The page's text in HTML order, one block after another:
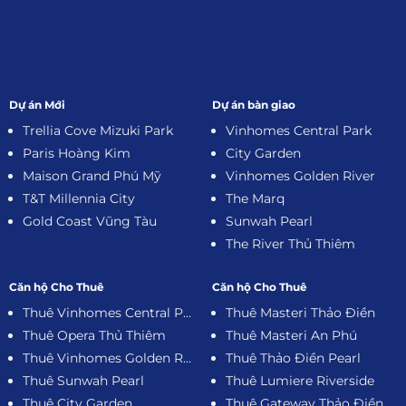
Dự án Mới
Trellia Cove Mizuki Park
Paris Hoàng Kim
Maison Grand Phú Mỹ
T&T Millennia City
Gold Coast Vũng Tàu
Dự án bàn giao
Vinhomes Central Park
City Garden
Vinhomes Golden River
The Marq
Sunwah Pearl
The River Thủ Thiêm
Căn hộ Cho Thuê
Thuê Vinhomes Central Park
Thuê Opera Thủ Thiêm
Thuê Vinhomes Golden River
Thuê Sunwah Pearl
Căn hộ Cho Thuê
Thuê Masteri Thảo Điền
Thuê Masteri An Phú
Thuê Thảo Điền Pearl
Thuê Lumiere Riverside